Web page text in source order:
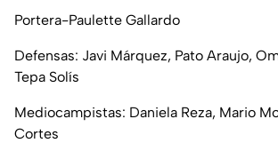
Portera-Paulette Gallardo
Defensas: Javi Márquez, Pato Araujo,
Tepa Solís
Mediocampistas: Daniela Reza, Mario
Cortes